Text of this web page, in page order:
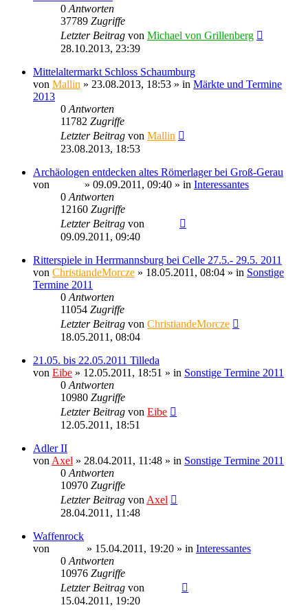
0 Antworten
37789 Zugriffe
Letzter Beitrag von Michael von Grillenberg
28.10.2013, 23:39
Mittelaltermarkt Schloss Schaumburg
von Mallin » 23.08.2013, 18:53 » in Märkte und Termine
2013
0 Antworten
11782 Zugriffe
Letzter Beitrag von Mallin
23.08.2013, 18:53
Archäologen entdecken altes Römerlager bei Groß-Gerau
von
» 09.09.2011, 09:40 » in Interessantes
0 Antworten
12160 Zugriffe
Letzter Beitrag von
09.09.2011, 09:40
Ritterspiele in Herrmannsburg bei Celle 27.5.- 29.5. 2011
von ChristiandeMorcze » 18.05.2011, 08:04 » in Sonstige
Termine 2011
0 Antworten
11054 Zugriffe
Letzter Beitrag von ChristiandeMorcze
18.05.2011, 08:04
21.05. bis 22.05.2011 Tilleda
von Eibe » 12.05.2011, 18:51 » in Sonstige Termine 2011
0 Antworten
10980 Zugriffe
Letzter Beitrag von Eibe
12.05.2011, 18:51
Adler II
von Axel » 28.04.2011, 11:48 » in Sonstige Termine 2011
0 Antworten
10970 Zugriffe
Letzter Beitrag von Axel
28.04.2011, 11:48
Waffenrock
von
» 15.04.2011, 19:20 » in Interessantes
0 Antworten
10976 Zugriffe
Letzter Beitrag von
15.04.2011, 19:20